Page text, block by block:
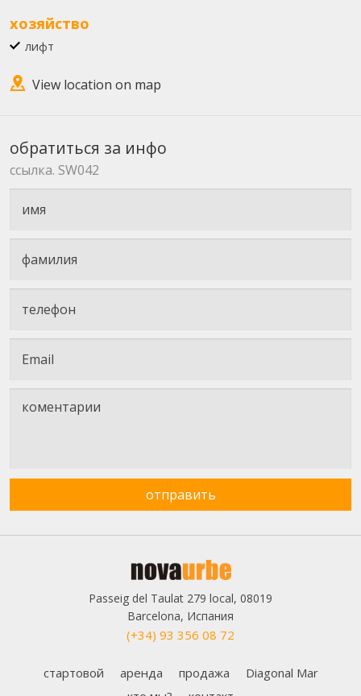
хозяйство
лифт
View location on map
обратиться за инфо
ссылка. SW042
Passeig del Taulat 279 local, 08019
Barcelona, Испания
(+34) 93 356 08 72
стартовой аренда продажа
Diagonal Mar